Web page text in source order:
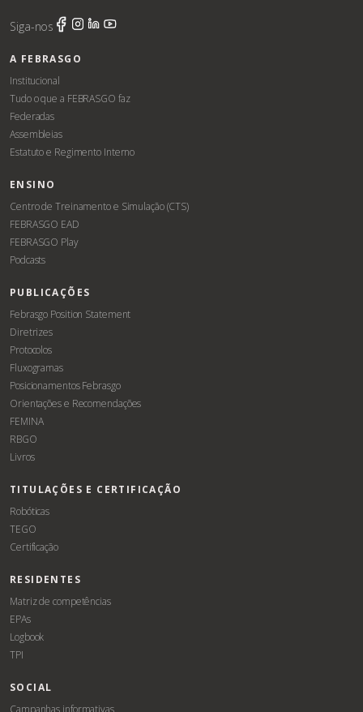
Siga-nos
A FEBRASGO
Institucional
Tudo o que a FEBRASGO faz
Federadas
Assembleias
Estatuto e Regimento Interno
ENSINO
Centro de Treinamento e Simulação (CTS)
FEBRASGO EAD
FEBRASGO Play
Podcasts
PUBLICAÇÕES
Febrasgo Position Statement
Diretrizes
Protocolos
Fluxogramas
Posicionamentos Febrasgo
Orientações e Recomendações
FEMINA
RBGO
Livros
TITULAÇÕES E CERTIFICAÇÃO
Robóticas
TEGO
Certificação
RESIDENTES
Matriz de competências
EPAs
Logbook
TPI
SOCIAL